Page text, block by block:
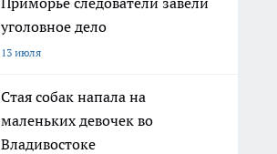
уголовное дело
13 июля
Стая собак напала на
маленьких девочек во
Владивостоке